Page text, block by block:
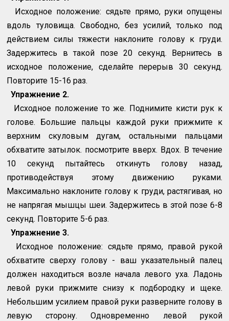
Исходное положение: сядьте прямо, руки опущены
вдоль туловища. Свободно, без усилий, только под
действием силы тяжести наклоните голову к груди.
Задержитесь в такой позе 20 секунд. Вернитесь в
исходное положение, сделайте перерыв 30 секунд.
Повторите 15-16 раз.
Упражнение 2.
Исходное положение то же. Поднимите кисти рук к
голове. Большие пальцы каждой руки прижмите к
верхним скуловым дугам, остальными пальцами
обхватите затылок. посмотрите вверх. Вдох. В течение
10 секунд пытайтесь откинуть голову назад,
противодействуя этому движению руками.
Максимально наклоните голову к груди, растягивая, но
не напрягая мышцы шеи. Задержитесь в этой позе 6-8
секунд. Повторите 5-6 раз.
Упражнение 3.
Исходное положение: сядьте прямо, правой рукой
обхватите сверху голову - ваш указательный палец
должен находиться возле начала левого уха. Ладонь
левой руки прижмите снизу к подбородку и щеке.
Небольшим усилием правой руки разверните голову в
левую сторону. Одновременно левой рукой